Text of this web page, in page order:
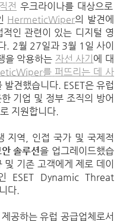
직전 우크라이나를 대상으로
HermeticWiper의 발견에
인 관련이 있는 디지털 영
. 2월 27일과3월 1 일 사이
을 악용하는 자선 사기 에 대
를 퍼뜨리는 데 사
발견했습니다. ESET은 유럽
기업 및 정부 조직의 방어
지원합니다.
지역
인접 국가 및 국제적
솔루션을 업그레이드했습
기존 고객에게 제로 데이
ESET Dynamic Threat
다.
공하는 유럽 공급업체로서